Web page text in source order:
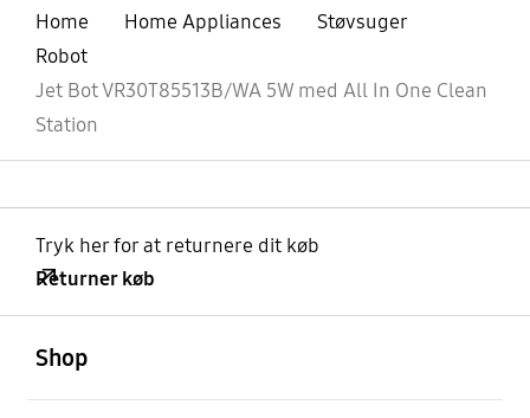
Home Home Appliances
Støvsuger
Robot
Jet Bot VR30T85513B/WA 5W med All In One Clean
Station
Tryk her for at returnere dit køb
Returner køb
Shop